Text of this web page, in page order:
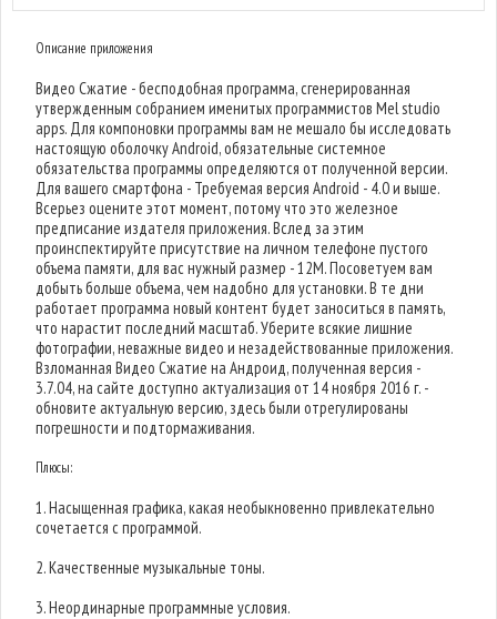
Описание приложения
Видео Сжатие - бесподобная программа, сгенерированная
утвержденным собранием именитых программистов Mel studio
apps. Для компоновки программы вам не мешало бы исследовать
настоящую оболочку Android, обязательные системное
обязательства программы определяются от полученной версии.
Для вашего смартфона - Требуемая версия Android - 4.0 и выше.
Всерьез оцените этот момент, потому что это железное
предписание издателя приложения. Вслед за этим
проинспектируйте присутствие на личном телефоне пустого
объема памяти, для вас нужный размер - 12M. Посоветуем вам
добыть больше объема, чем надобно для установки. В те дни
работает программа новый контент будет заноситься в память,
что нарастит последний масштаб. Уберите всякие лишние
фотографии, неважные видео и незадействованные приложения.
Взломанная Видео Сжатие на Андроид, полученная версия -
3.7.04, на сайте доступно актуализация от 14 ноября 2016 г. -
обновите актуальную версию, здесь были отрегулированы
погрешности и подтормаживания.
Плюсы:
1. Насыщенная графика, какая необыкновенно привлекательно
сочетается с программой.
2. Качественные музыкальные тоны.
3. Неординарные программные условия.